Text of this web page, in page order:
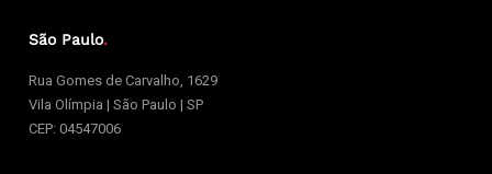
São Paulo.
Rua Gomes de Carvalho, 1629
Vila Olímpia | São Paulo | SP
CEP: 04547006